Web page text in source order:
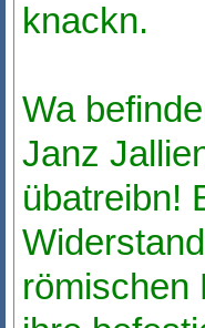
knackn.
Wa
Janz
übatreibn!
römischen